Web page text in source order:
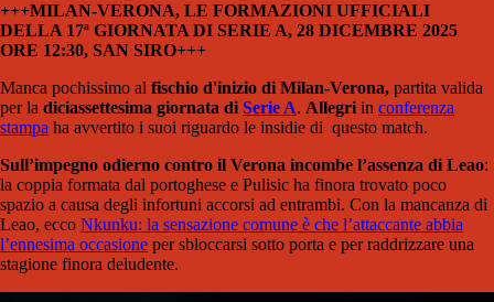
+++MILAN-VERONA, LE FORMAZIONI UFFICIALI
DELLA 17ª GIORNATA DI SERIE A, 28 DICEMBRE 2025
ORE 12:30, SAN SIRO+++
Manca pochissimo al fischio d'inizio di Milan-Verona, partita valida
per la diciassettesima giornata di Serie A. Allegri in conferenza
stampa ha avvertito i suoi riguardo le insidie di questo match.
Sull’impegno odierno contro il Verona incombe l’assenza di Leao:
la coppia formata dal portoghese e Pulisic ha finora trovato poco
spazio a causa degli infortuni accorsi ad entrambi. Con la mancanza di
Leao, ecco Nkunku: la sensazione comune è che l’attaccante abbia
l’ennesima occasione per sbloccarsi sotto porta e per raddrizzare una
stagione finora deludente.